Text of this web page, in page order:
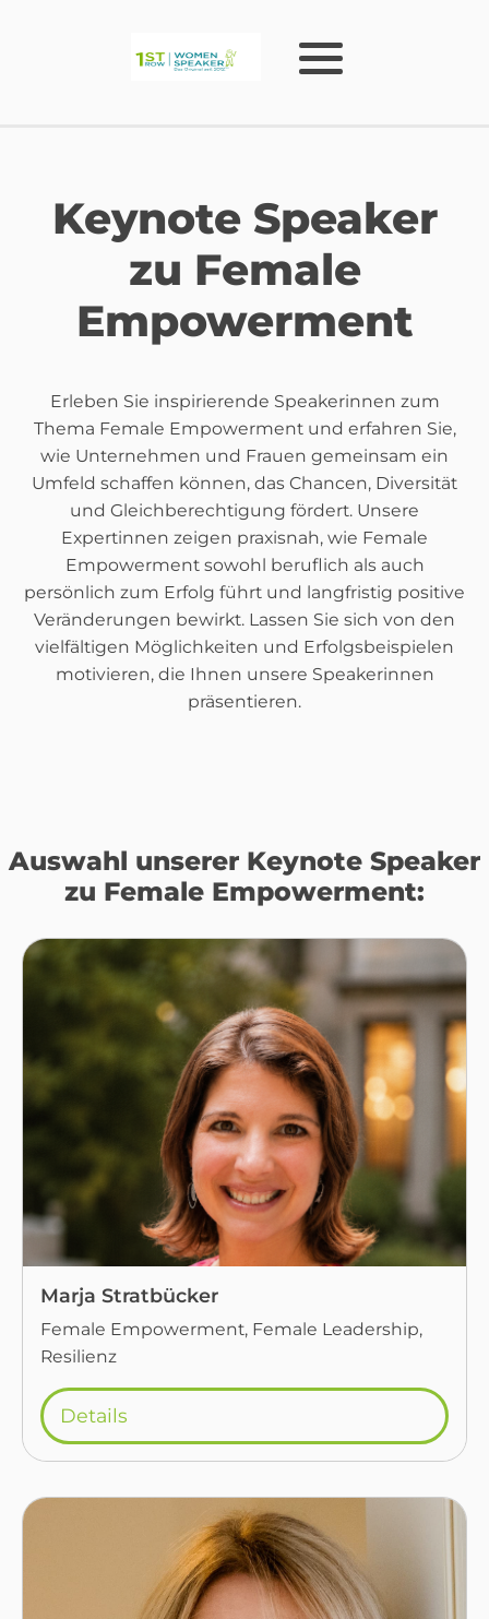
Keynote Speaker
zu Female
Empowerment
Erleben Sie inspirierende Speakerinnen zum
Thema Female Empowerment und erfahren Sie,
wie Unternehmen und Frauen gemeinsam ein
Umfeld schaffen können, das Chancen, Diversität
und Gleichberechtigung fördert. Unsere
Expertinnen zeigen praxisnah, wie Female
Empowerment sowohl beruflich als auch
persönlich zum Erfolg führt und langfristig positive
Veränderungen bewirkt. Lassen Sie sich von den
vielfältigen Möglichkeiten und Erfolgsbeispielen
motivieren, die Ihnen unsere Speakerinnen
präsentieren.
Auswahl unserer Keynote Speaker
zu Female Empowerment:
Marja Stratbücker
Female Empowerment, Female Leadership,
Resilienz
Details